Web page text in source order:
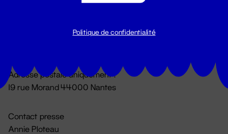
Du lundi au vendredi 14h → 18h
Adresse postale uniquement :
19 rue Morand 44000 Nantes
Contact presse
Annie Ploteau
Politique de confidentialité